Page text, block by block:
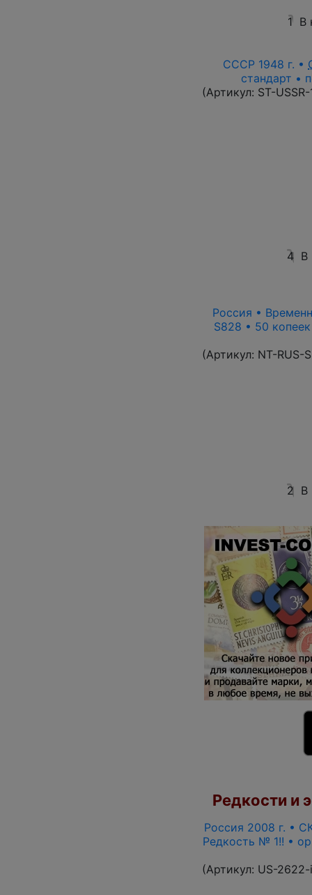
1 В
СССР 1948 г. •
стандарт •
(Артикул: ST-
4 В
Россия •
S828 • 50
(Артикул: NT-RUS-
2 В
Редкости и
Россия 2008 г. •
Редкость № 1!! •
(Артикул: US-